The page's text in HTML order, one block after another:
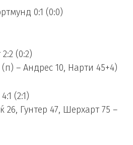
0:1 (0:0)
(0:2)
(п) – Андрес 10, Нарти 45+4)
(2:1)
26, Гунтер 47, Шерхарт 75 –